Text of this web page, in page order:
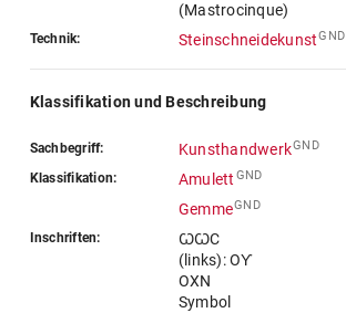
(Mastrocinque)
Technik: SteinschneidekunstGND
Klassifikation und Beschreibung
Sachbegriff: KunsthandwerkGND
Klassifikation: Amulett GND
GemmeGND
Inschriften:
ꙌꙌC
(links): OƳ
OXN
Symbol